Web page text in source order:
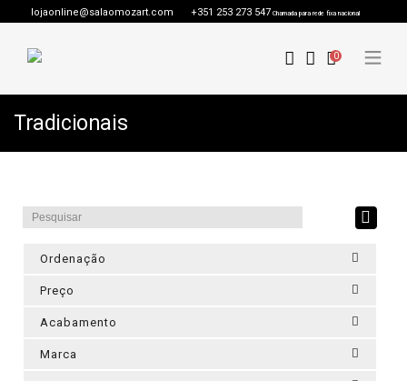
lojaonline@salaomozart.com +351 253 273 547 Chamada para rede fixa nacional
0
Tradicionais
Ordenação
Preço
Acabamento
Marca